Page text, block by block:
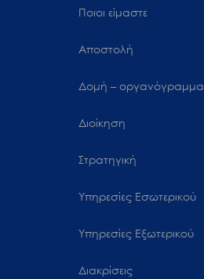
Ποιοι είμαστε
Αποστολή
Δομή – οργανόγραμμα
Διοίκηση
Στρατηγική
Υπηρεσίες Εσωτερικού
Υπηρεσίες Εξωτερικού
Διακρίσεις